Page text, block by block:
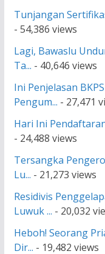
Tunjangan
- 54,386 views
Lagi, Bawaslu
Ta... - 40,646 views
Ini Penjelasan
Pengum... - 27,471
Hari Ini
- 24,488 views
Tersangka
Lu... - 21,273 views
Residivis
Luwuk ... - 20,032
Heboh! Seorang
Dir... - 19,482 views